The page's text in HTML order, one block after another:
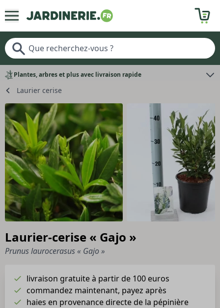
Plantes, arbres et plus avec livraison rapide
Laurier cerise
Laurier-cerise « Gajo »
Prunus laurocerasus « Gajo »
livraison gratuite à partir de 100 euros
commandez maintenant, payez après
haies en provenance directe de la pépinière